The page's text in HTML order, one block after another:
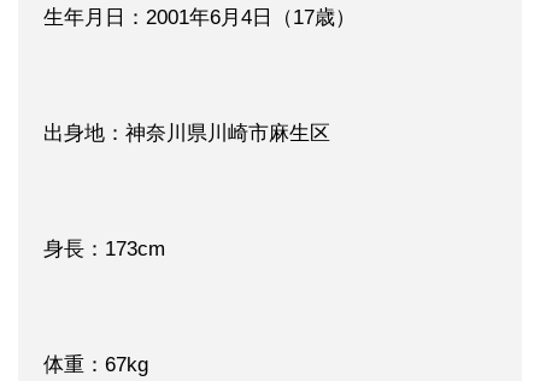
生年月日：2001年6月4日（17歳）
出身地：神奈川県川崎市麻生区
身長：173cm
体重：67kg